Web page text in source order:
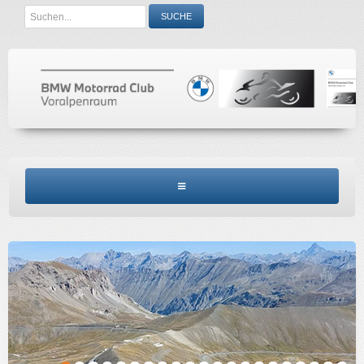
Search
...
SUCHE
CLUBINFO
TERMINE
ACCESSORIES